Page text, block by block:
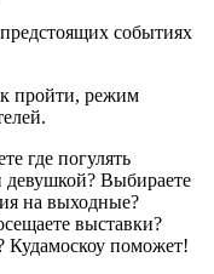
событиях
пройти, режим
где погулять
девушкой? Выбираете
на выходные?
выставки?
Кудамоскоу поможет!